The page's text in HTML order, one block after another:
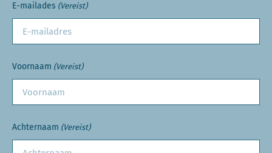
E-mailades (Vereist)
Voornaam (Vereist)
Achternaam (Vereist)